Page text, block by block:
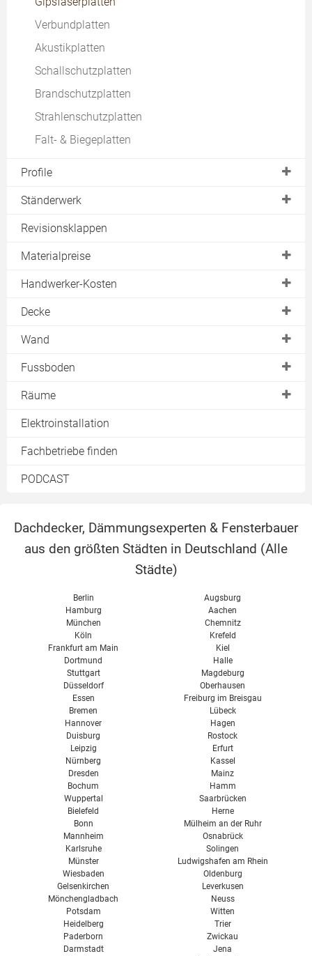
Verbundplatten
Akustikplatten
Schallschutzplatten
Brandschutzplatten
Strahlenschutzplatten
Falt- & Biegeplatten
Profile
C
CD
UA
UD
UW
Ständerwerk
Holzständerwerk
Revisionsklappen
Materialpreise
Gipskartonplatten
Trockenbauplatten
Handwerker-Kosten
Trockenbauwand
Trockenbaudecke
Decke
Deckenheizung
Akustikdecke
Wand
Metallständerwand
Wandheizung
Fussboden
Estrichelemente
Fussbodenheizung
Räume
Bad
Elektroinstallation
Fachbetriebe finden
PODCAST
Dachdecker, Dämmungsexperten & Fensterbauer
aus den größten Städten in Deutschland (Alle
Städte)
Berlin
Hamburg
München
Köln
Frankfurt am Main
Dortmund
Stuttgart
Düsseldorf
Essen
Bremen
Hannover
Duisburg
Leipzig
Nürnberg
Dresden
Bochum
Wuppertal
Bielefeld
Bonn
Mannheim
Karlsruhe
Münster
Wiesbaden
Gelsenkirchen
Mönchengladbach
Augsburg
Aachen
Chemnitz
Krefeld
Kiel
Halle
Magdeburg
Oberhausen
Freiburg im Breisgau
Lübeck
Hagen
Rostock
Erfurt
Kassel
Mainz
Hamm
Saarbrücken
Herne
Mülheim an der Ruhr
Osnabrück
Solingen
Ludwigshafen am Rhein
Oldenburg
Leverkusen
Neuss
Potsdam
Heidelberg
Paderborn
Darmstadt
Witten
Trier
Zwickau
Jena